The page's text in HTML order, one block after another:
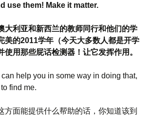
use them! Make it matter.
大利亚和新西兰的教师同行和他们的学
美的2011学年（今天大多数人都是开学
使用那些屁话检测器！让它发挥作用。
help you in some way in doing that,
find me.
方面能提供什么帮助的话，你知道该到